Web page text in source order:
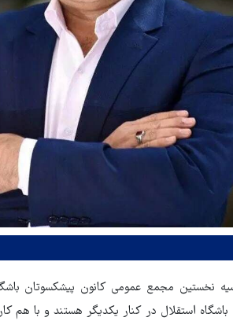
نخستین مجمع عمومی کانون پیشکسوتان
استقلال در کنار یکدیگر هستند و با هم